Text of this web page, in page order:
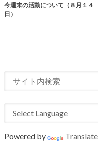
今週末の活動について（８月１４
日）
Powered by Translate